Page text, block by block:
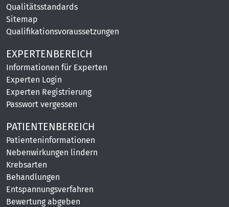
Qualitätsstandards
Sitemap
Qualifikationsvoraussetzungen
EXPERTENBEREICH
Informationen für Experten
Experten Login
Experten Registrierung
Passwort vergessen
PATIENTENBEREICH
Patienteninformationen
Nebenwirkungen lindern
Krebsarten
Behandlungen
Entspannungsverfahren
Bewertung abgeben